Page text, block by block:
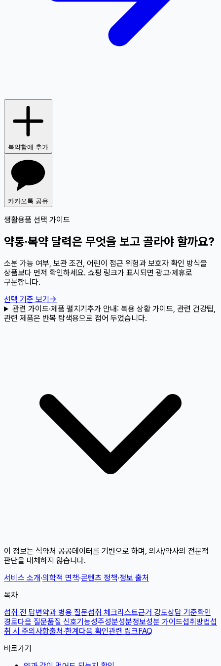
복약함에 추가
카카오톡 공유
생활용품 선택 가이드
약통·복약 달력은 무엇을 보고 골라야 할까요?
소분 가능 여부, 보관 조건, 어린이 접근 위험과 보호자 확인 방식을
상품보다 먼저 확인하세요. 쇼핑 링크가 표시되면 광고·제휴로
구분합니다.
선택 기준 보기 →
관련 가이드·제품 펼치기추가 안내: 복용 상황 가이드, 관련 건강팁,
관련 제품은 반복 탐색용으로 접어 두었습니다.
이 정보는 식약처 공공데이터를 기반으로 하며, 의사/약사의 전문적
판단을 대체하지 않습니다.
서비스 소개·의학적 면책·콘텐츠 정책·정보 출처
목차
섭취 전 답변약과 병용 질문섭취 체크리스트근거 강도상담 기준확인
경로다음 질문품질 신호기능성주성분성분정보성분 가이드섭취방법섭
취 시 주의사항출처·한계다음 확인관련 링크FAQ
바로가기